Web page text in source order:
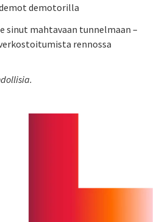
demotorilla
sinut mahtavaan tunnelmaan –
rennossa